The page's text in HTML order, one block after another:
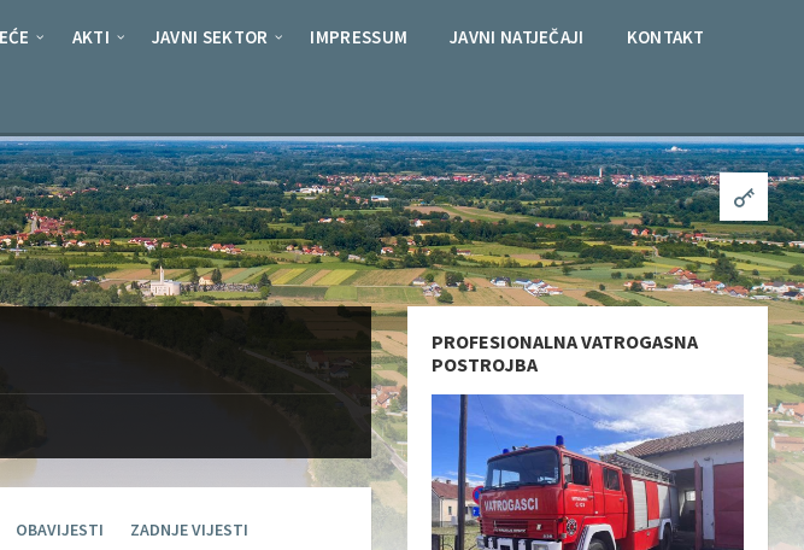
AKTI JAVNI SEKTOR IMPRESSUM JAVNI NATJEČAJI KONTAKT
OBAVIJESTI ZADNJE VIJESTI
PROFESIONALNA VATROGASNA
POSTROJBA